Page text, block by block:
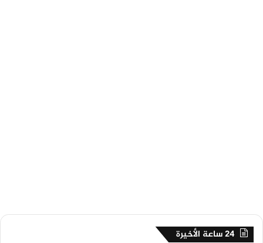
24 ساعة الأخيرة